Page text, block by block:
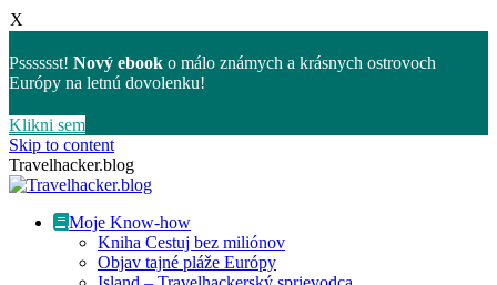
X
Psssssst! Nový ebook o málo známych a krásnych ostrovoch
Európy na letnú dovolenku!
Klikni sem
Skip to content
Travelhacker.blog
Moje Know-how
Kniha Cestuj bez miliónov
Objav tajné pláže Európy